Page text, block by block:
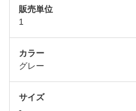
1
グレー